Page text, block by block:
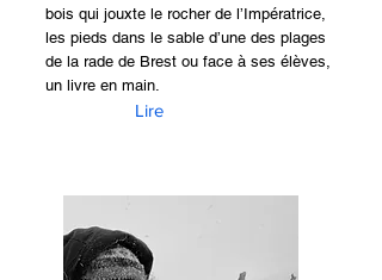
bois qui jouxte le rocher de l’Impératrice,
les pieds dans le sable d’une des plages
de la rade de Brest ou face à ses élèves,
un livre en main.
Lire